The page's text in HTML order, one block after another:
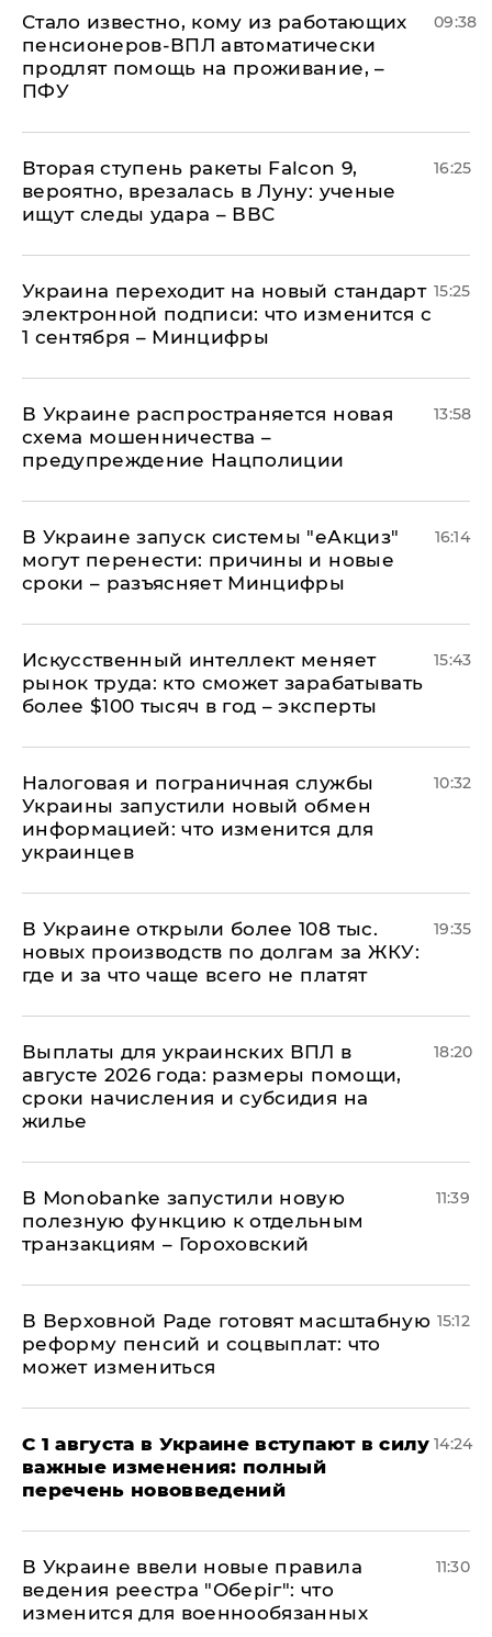
Стало известно, кому из работающих
пенсионеров-ВПЛ автоматически
продлят помощь на проживание, –
ПФУ
09:38
Вторая ступень ракеты Falcon 9,
вероятно, врезалась в Луну: ученые
ищут следы удара – ВВС
16:25
Украина переходит на новый стандарт
электронной подписи: что изменится с
1 сентября – Минцифры
15:25
В Украине распространяется новая
схема мошенничества –
предупреждение Нацполиции
13:58
В Украине запуск системы "еАкциз"
могут перенести: причины и новые
сроки – разъясняет Минцифры
16:14
Искусственный интеллект меняет
рынок труда: кто сможет зарабатывать
более $100 тысяч в год – эксперты
15:43
Налоговая и пограничная службы
Украины запустили новый обмен
информацией: что изменится для
украинцев
10:32
В Украине открыли более 108 тыс.
новых производств по долгам за ЖКУ:
где и за что чаще всего не платят
19:35
Выплаты для украинских ВПЛ в
августе 2026 года: размеры помощи,
сроки начисления и субсидия на
жилье
18:20
В Мonobankе запустили новую
полезную функцию к отдельным
транзакциям – Гороховский
11:39
В Верховной Раде готовят масштабную
реформу пенсий и соцвыплат: что
может измениться
15:12
С 1 августа в Украине вступают в силу
важные изменения: полный
перечень нововведений
14:24
В Украине ввели новые правила
ведения реестра "Оберіг": что
изменится для военнообязанных
11:30